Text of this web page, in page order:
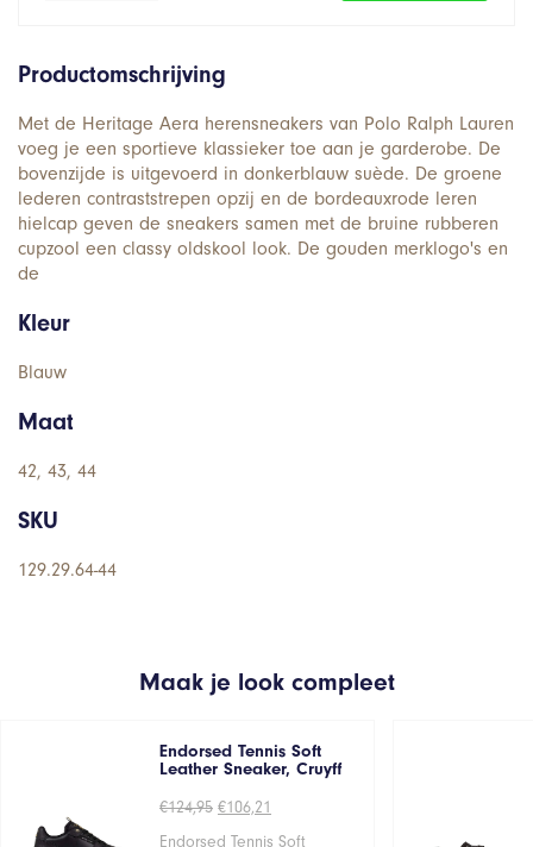
Productomschrijving
Met de Heritage Aera herensneakers van Polo Ralph Lauren
voeg je een sportieve klassieker toe aan je garderobe. De
bovenzijde is uitgevoerd in donkerblauw suède. De groene
lederen contraststrepen opzij en de bordeauxrode leren
hielcap geven de sneakers samen met de bruine rubberen
cupzool een classy oldskool look. De gouden merklogo's en
de
Kleur
Blauw
Maat
42, 43, 44
SKU
129.29.64-44
Maak je look compleet
Endorsed Tennis Soft
Leather Sneaker, Cruyff
€124,95 Oorspronkelijke
was:
€106,21
is:
Endorsed Tennis Soft